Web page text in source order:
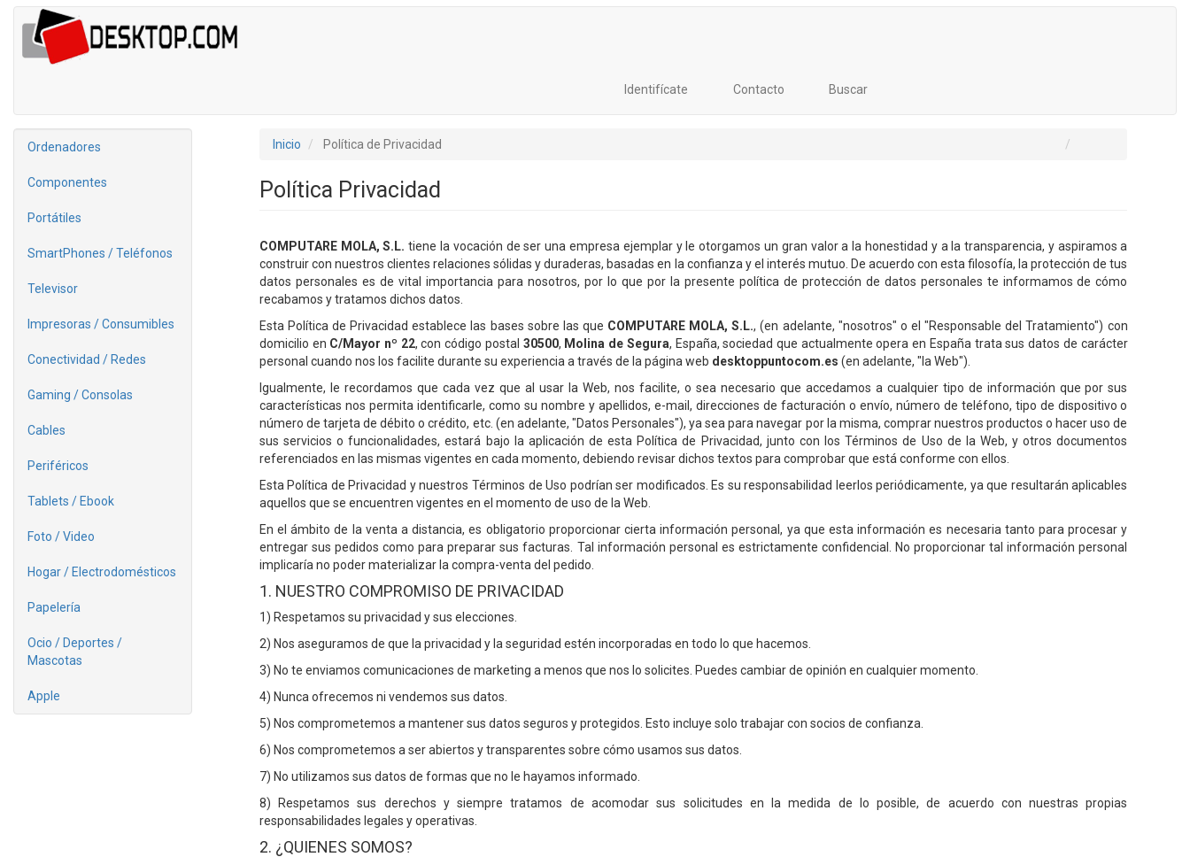
Identifícate Contacto Buscar
Ordenadores
Componentes
Portátiles
SmartPhones / Teléfonos
Televisor
Impresoras / Consumibles
Conectividad / Redes
Gaming / Consolas
Cables
Periféricos
Tablets / Ebook
Foto / Video
Hogar / Electrodomésticos
Papelería
Ocio / Deportes /
Mascotas
Apple
Inicio Política de Privacidad
Política Privacidad
COMPUTARE MOLA, S.L. tiene la vocación de ser una empresa ejemplar y le otorgamos un gran valor a la honestidad y a la transparencia, y aspiramos a
construir con nuestros clientes relaciones sólidas y duraderas, basadas en la confianza y el interés mutuo. De acuerdo con esta filosofía, la protección de tus
datos personales es de vital importancia para nosotros, por lo que por la presente política de protección de datos personales te informamos de cómo
recabamos y tratamos dichos datos.
Esta Política de Privacidad establece las bases sobre las que COMPUTARE MOLA, S.L., (en adelante, "nosotros" o el "Responsable del Tratamiento") con
domicilio en C/Mayor nº 22, con código postal 30500, Molina de Segura, España, sociedad que actualmente opera en España trata sus datos de carácter
personal cuando nos los facilite durante su experiencia a través de la página web desktoppuntocom.es (en adelante, "la Web").
Igualmente, le recordamos que cada vez que al usar la Web, nos facilite, o sea necesario que accedamos a cualquier tipo de información que por sus
características nos permita identificarle, como su nombre y apellidos, e-mail, direcciones de facturación o envío, número de teléfono, tipo de dispositivo o
número de tarjeta de débito o crédito, etc. (en adelante, "Datos Personales"), ya sea para navegar por la misma, comprar nuestros productos o hacer uso de
sus servicios o funcionalidades, estará bajo la aplicación de esta Política de Privacidad, junto con los Términos de Uso de la Web, y otros documentos
referenciados en las mismas vigentes en cada momento, debiendo revisar dichos textos para comprobar que está conforme con ellos.
Esta Política de Privacidad y nuestros Términos de Uso podrían ser modificados. Es su responsabilidad leerlos periódicamente, ya que resultarán aplicables
aquellos que se encuentren vigentes en el momento de uso de la Web.
En el ámbito de la venta a distancia, es obligatorio proporcionar cierta información personal, ya que esta información es necesaria tanto para procesar y
entregar sus pedidos como para preparar sus facturas. Tal información personal es estrictamente confidencial. No proporcionar tal información personal
implicaría no poder materializar la compra-venta del pedido.
1. NUESTRO COMPROMISO DE PRIVACIDAD
1) Respetamos su privacidad y sus elecciones.
2) Nos aseguramos de que la privacidad y la seguridad estén incorporadas en todo lo que hacemos.
3) No te enviamos comunicaciones de marketing a menos que nos lo solicites. Puedes cambiar de opinión en cualquier momento.
4) Nunca ofrecemos ni vendemos sus datos.
5) Nos comprometemos a mantener sus datos seguros y protegidos. Esto incluye solo trabajar con socios de confianza.
6) Nos comprometemos a ser abiertos y transparentes sobre cómo usamos sus datos.
7) No utilizamos sus datos de formas que no le hayamos informado.
8) Respetamos sus derechos y siempre tratamos de acomodar sus solicitudes en la medida de lo posible, de acuerdo con nuestras propias
responsabilidades legales y operativas.
2. ¿QUIENES SOMOS?